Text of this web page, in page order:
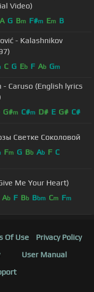
Video)
A G Bm F#m Em B
- Kalashnikov
C G Eb F Ab Gm
- Caruso (English lyrics
G#m C#m D# E G# C#
Светке Соколовой
Fm G Bb Ab F C
Me Your Heart)
Ab F Bb Bbm Cm Fm
Of Use
Privacy Policy
User Manual